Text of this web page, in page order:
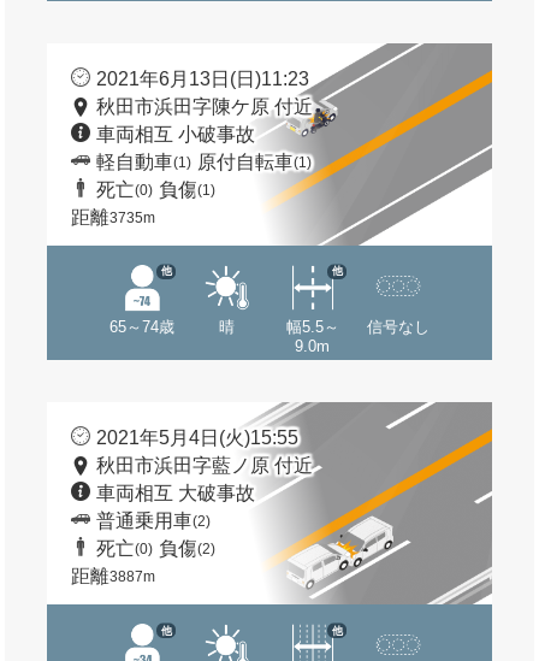
2021年6月13日(日)11:23
秋田市浜田字陳ケ原 付近
車両相互 小破事故
軽自動車(1) 原付自転車(1)
死亡(0) 負傷(1)
距離3735m
65～74歳
他
晴
幅5.5～
9.0m
他
信号なし
2021年5月4日(火)15:55
秋田市浜田字藍ノ原 付近
車両相互 大破事故
普通乗用車(2)
死亡(0) 負傷(2)
距離3887m
他 他